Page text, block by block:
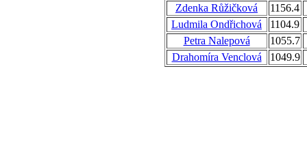
Zdenka Růžičková
1156.4
Ludmila Ondřichová
1104.9
Petra Nalepová
1055.7
Drahomíra Venclová
1049.9